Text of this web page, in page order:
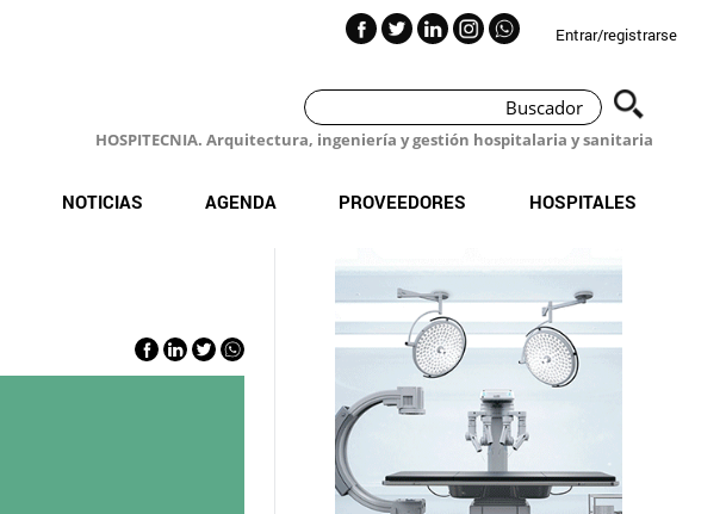
Entrar/registrarse
HOSPITECNIA. Arquitectura, ingeniería y gestión hospitalaria y sanitaria
NOTICIAS AGENDA PROVEEDORES HOSPITALES